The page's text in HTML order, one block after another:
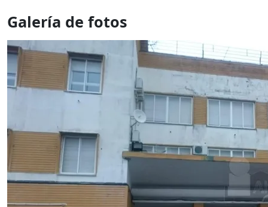
Galería de fotos